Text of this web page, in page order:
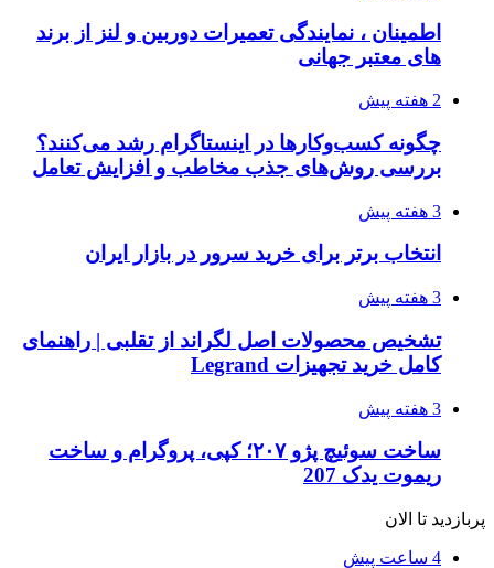
اطمینان ، نمایندگی تعمیرات دوربین و لنز از برند
های معتبر جهانی
2 هفته پیش
چگونه کسب‌وکارها در اینستاگرام رشد می‌کنند؟
بررسی روش‌های جذب مخاطب و افزایش تعامل
3 هفته پیش
انتخاب برتر برای خرید سرور در بازار ایران
3 هفته پیش
تشخیص محصولات اصل لگراند از تقلبی | راهنمای
کامل خرید تجهیزات Legrand
3 هفته پیش
ساخت سوئیچ پژو ۲۰۷؛ کپی، پروگرام و ساخت
ریموت یدک 207
پربازدید تا الان
4 ساعت پیش